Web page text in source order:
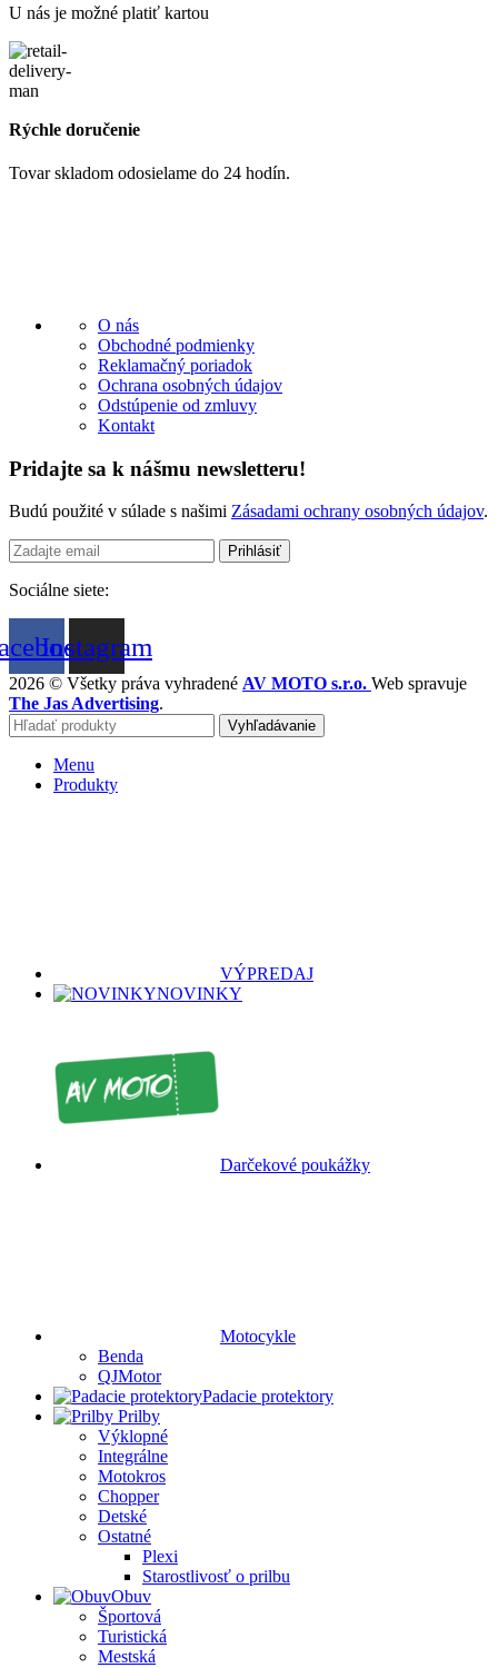
U nás je možné platiť kartou
Rýchle doručenie
Tovar skladom odosielame do 24 hodín.
O nás
Obchodné podmienky
Reklamačný poriadok
Ochrana osobných údajov
Odstúpenie od zmluvy
Kontakt
Pridajte sa k nášmu newsletteru!
Budú použité v súlade s našimi Zásadami ochrany osobných údajov.
Sociálne siete:
Instagram
2026 © Všetky práva vyhradené AV MOTO s.r.o. Web spravuje
The Jas Advertising.
Vyhľadávanie
Menu
Produkty
VÝPREDAJ
NOVINKY
Darčekové poukážky
Motocykle
Benda
QJMotor
Padacie protektory
Prilby
Výklopné
Integrálne
Motokros
Chopper
Detské
Ostatné
Plexi
Starostlivosť o prilbu
Obuv
Športová
Turistická
Mestská